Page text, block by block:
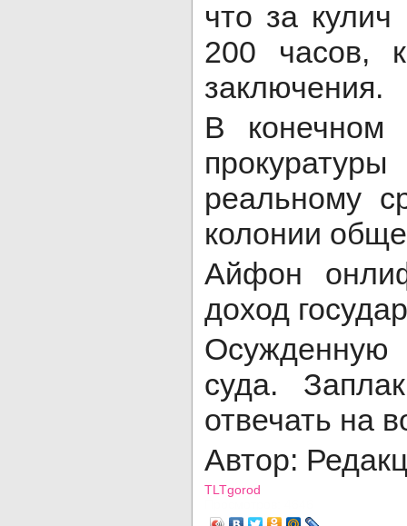
что за
200 часов,
заключения.
В конечном
реальному
колонии
Айфон
доход
Осужденную
суда.
отвечать на
Автор:
TLTgorod